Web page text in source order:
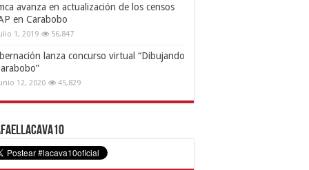
avanza en actualización de los censos
en Carabobo
1, 2019 56,847
lanza concurso virtual “Dibujando
12, 2020 45,829